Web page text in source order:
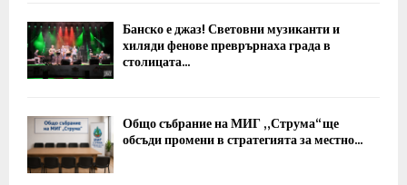
Банско е джаз! Световни музиканти и
хиляди фенове преврърнаха града в
столицата...
Общо събрание на МИГ „Струма“ ще
обсъди промени в стратегията за местно...